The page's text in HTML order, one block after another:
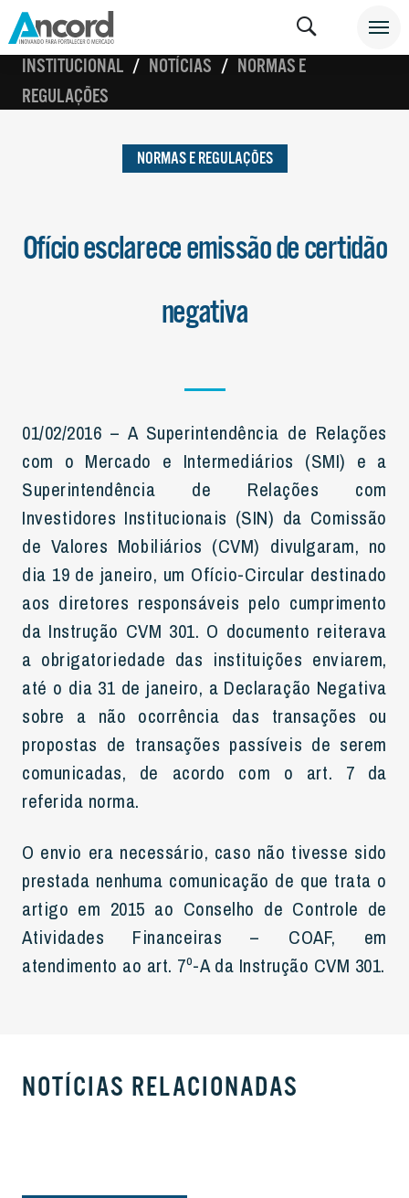
INSTITUCIONAL NOTÍCIAS
NORMAS E
REGULAÇÕES
NORMAS E REGULAÇÕES
Ofício esclarece emissão de certidão
negativa
01/02/2016 – A Superintendência de Relações
com o Mercado e Intermediários (SMI) e a
Superintendência de Relações com
Investidores Institucionais (SIN) da Comissão
de Valores Mobiliários (CVM) divulgaram, no
dia 19 de janeiro, um Ofício-Circular destinado
aos diretores responsáveis pelo cumprimento
da Instrução CVM 301. O documento reiterava
a obrigatoriedade das instituições enviarem,
até o dia 31 de janeiro, a Declaração Negativa
sobre a não ocorrência das transações ou
propostas de transações passíveis de serem
comunicadas, de acordo com o art. 7 da
referida norma.
O envio era necessário, caso não tivesse sido
prestada nenhuma comunicação de que trata o
artigo em 2015 ao Conselho de Controle de
Atividades Financeiras – COAF, em
atendimento ao art. 7º-A da Instrução CVM 301.
NOTÍCIAS RELACIONADAS